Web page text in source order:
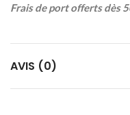
Frais de port offerts dès
AVIS (0)